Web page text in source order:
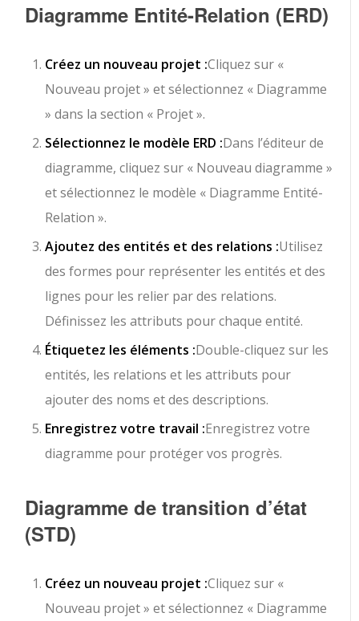
Diagramme Entité-Relation (ERD)
Créez un nouveau projet :Cliquez sur «
Nouveau projet » et sélectionnez « Diagramme
» dans la section « Projet ».
Sélectionnez le modèle ERD :Dans l’éditeur de
diagramme, cliquez sur « Nouveau diagramme »
et sélectionnez le modèle « Diagramme Entité-
Relation ».
Ajoutez des entités et des relations :Utilisez
des formes pour représenter les entités et des
lignes pour les relier par des relations.
Définissez les attributs pour chaque entité.
Étiquetez les éléments :Double-cliquez sur les
entités, les relations et les attributs pour
ajouter des noms et des descriptions.
Enregistrez votre travail :Enregistrez votre
diagramme pour protéger vos progrès.
Diagramme de transition d’état
(STD)
Créez un nouveau projet :Cliquez sur «
Nouveau projet » et sélectionnez « Diagramme